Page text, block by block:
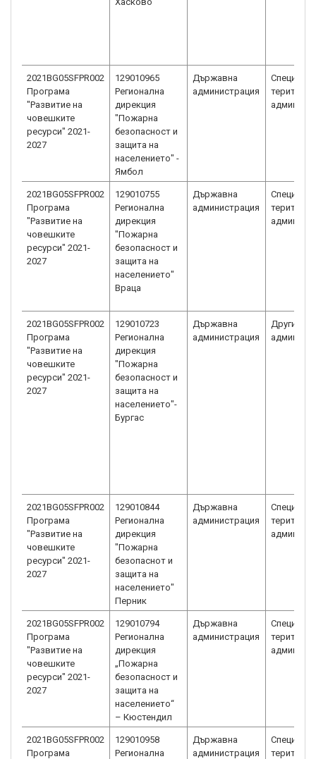
2021BG05SFPR002
Програма
"Развитие на
човешките
ресурси" 2021-
2027
129010965
Регионална
дирекция
"Пожарна
безопасност и
защита на
населението" -
Ямбол
Държавна
администрация
2021BG05SFPR002
Програма
"Развитие на
човешките
ресурси" 2021-
2027
129010755
Регионална
дирекция
"Пожарна
безопасност и
защита на
населението"
Враца
Държавна
администрация
2021BG05SFPR002
Програма
"Развитие на
човешките
ресурси" 2021-
2027
129010723
Регионална
дирекция
"Пожарна
безопасност и
защита на
населението"-
Бургас
Държавна
администрация
Други
2021BG05SFPR002
Програма
"Развитие на
човешките
ресурси" 2021-
2027
129010844
Регионална
дирекция
"Пожарна
безопаснот и
защита на
населението"
Перник
Държавна
администрация
2021BG05SFPR002
Програма
"Развитие на
човешките
ресурси" 2021-
2027
129010794
Регионална
дирекция
„Пожарна
безопасност и
защита на
населението“
– Кюстендил
Държавна
администрация
2021BG05SFPR002
Програма
129010958
Регионална
Държавна
администрация